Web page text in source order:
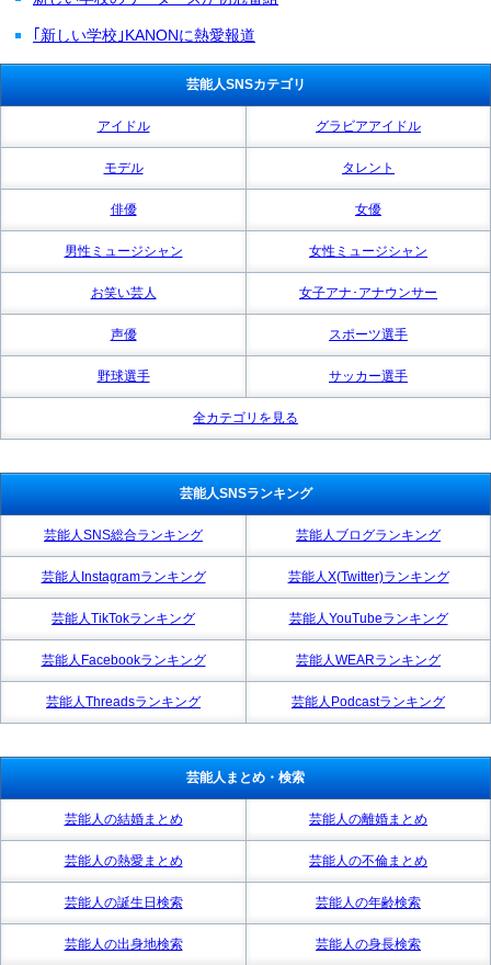
｢新しい学校｣KANONに熱愛報道
芸能人SNSカテゴリ
アイドル グラビアアイドル
モデル タレント
俳優 女優
男性ミュージシャン 女性ミュージシャン
お笑い芸人 女子アナ･アナウンサー
声優 スポーツ選手
野球選手 サッカー選手
全カテゴリを見る
芸能人SNSランキング
芸能人SNS総合ランキング 芸能人ブログランキング
芸能人Instagramランキング 芸能人X(Twitter)ランキング
芸能人TikTokランキング 芸能人YouTubeランキング
芸能人Facebookランキング 芸能人WEARランキング
芸能人Threadsランキング 芸能人Podcastランキング
芸能人まとめ・検索
芸能人の結婚まとめ 芸能人の離婚まとめ
芸能人の熱愛まとめ 芸能人の不倫まとめ
芸能人の誕生日検索 芸能人の年齢検索
芸能人の出身地検索 芸能人の身長検索